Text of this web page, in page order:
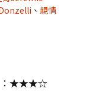
、 親情
）：★★★☆